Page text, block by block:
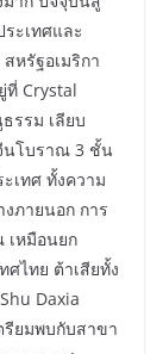
ะเทศและ
หรัฐอเมริกา
Crystal
รรม เลียบ
นโบราณ 3 ชั้น
เทศ ทั้งความ
ภายนอก การ
เหมือนยก
ศไทย ต้าเสียทั้ง
Daxia
ยมพบกับสาขา